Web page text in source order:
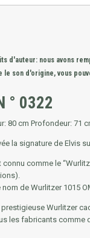
d'auteur: nous avons
son d'origine, vous
° 0322
80 cm Profondeur: 71
la signature de Elvis
comme le
de Wurlitzer 1015
Wurlitzer
les fabricants